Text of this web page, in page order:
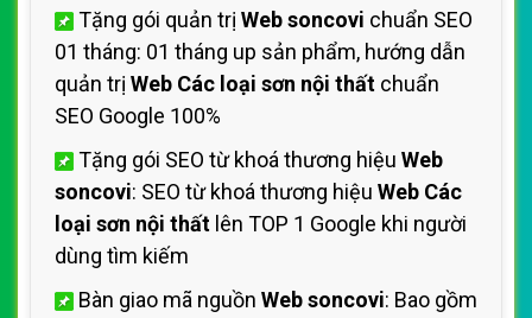
Tặng gói quản trị Web soncovi chuẩn SEO
01 tháng: 01 tháng up sản phẩm, hướng dẫn
quản trị Web Các loại sơn nội thất chuẩn
SEO Google 100%
Tặng gói SEO từ khoá thương hiệu Web
soncovi: SEO từ khoá thương hiệu Web Các
loại sơn nội thất lên TOP 1 Google khi người
dùng tìm kiếm
Bàn giao mã nguồn Web soncovi: Bao gồm